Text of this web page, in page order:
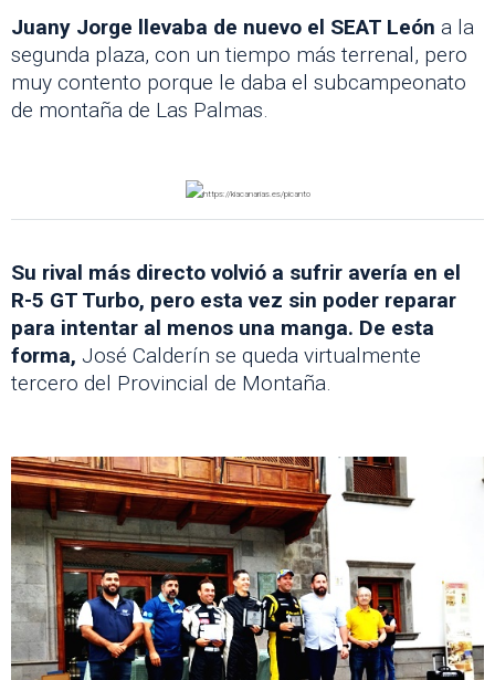
Juany Jorge llevaba de nuevo el SEAT León a la
segunda plaza, con un tiempo más terrenal, pero
muy contento porque le daba el subcampeonato
de montaña de Las Palmas.
Su rival más directo volvió a sufrir avería en el
R-5 GT Turbo, pero esta vez sin poder reparar
para intentar al menos una manga. De esta
forma, José Calderín se queda virtualmente
tercero del Provincial de Montaña.